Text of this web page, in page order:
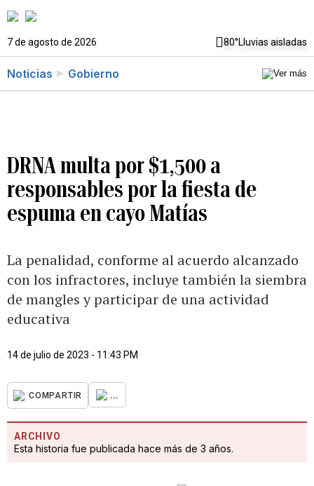
7 de agosto de 2026 80°Lluvias aisladas
Noticias Gobierno
DRNA multa por $1,500 a
responsables por la fiesta de
espuma en cayo Matías
La penalidad, conforme al acuerdo alcanzado
con los infractores, incluye también la siembra
de mangles y participar de una actividad
educativa
14 de julio de 2023 - 11:43 PM
COMPARTIR ...
ARCHIVO
Esta historia fue publicada hace más de 3 años.